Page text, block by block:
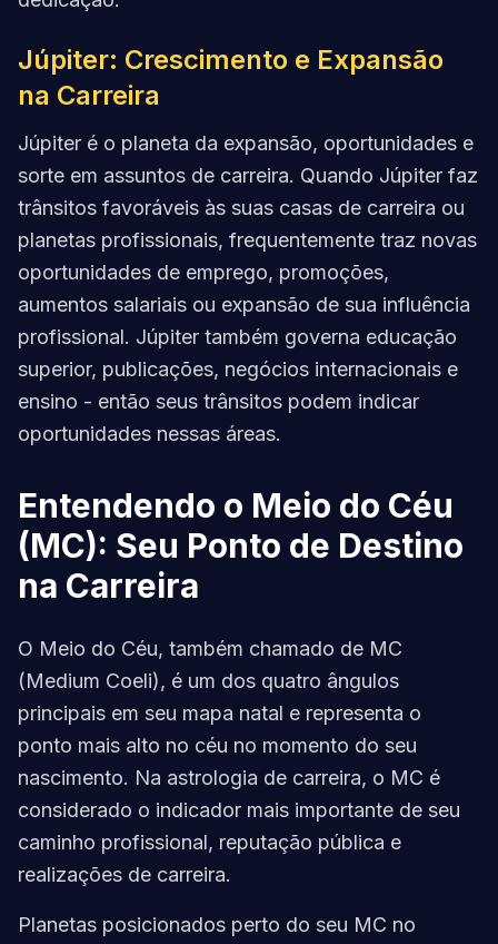
Júpiter: Crescimento e Expansão
na Carreira
Júpiter é o planeta da expansão, oportunidades e
sorte em assuntos de carreira. Quando Júpiter faz
trânsitos favoráveis às suas casas de carreira ou
planetas profissionais, frequentemente traz novas
oportunidades de emprego, promoções,
aumentos salariais ou expansão de sua influência
profissional. Júpiter também governa educação
superior, publicações, negócios internacionais e
ensino - então seus trânsitos podem indicar
oportunidades nessas áreas.
Entendendo o Meio do Céu
(MC): Seu Ponto de Destino
na Carreira
O Meio do Céu, também chamado de MC
(Medium Coeli), é um dos quatro ângulos
principais em seu mapa natal e representa o
ponto mais alto no céu no momento do seu
nascimento. Na astrologia de carreira, o MC é
considerado o indicador mais importante de seu
caminho profissional, reputação pública e
realizações de carreira.
Planetas posicionados perto do seu MC no